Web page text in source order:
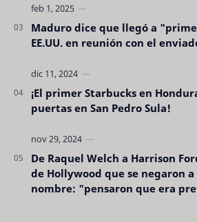
Maduro dice que llegó a
EE.UU. en reunión con el
¡El primer Starbucks en
puertas en San Pedro Sula!
De Raquel Welch a Harrison
de Hollywood que se negaron
nombre: "pensaron que era